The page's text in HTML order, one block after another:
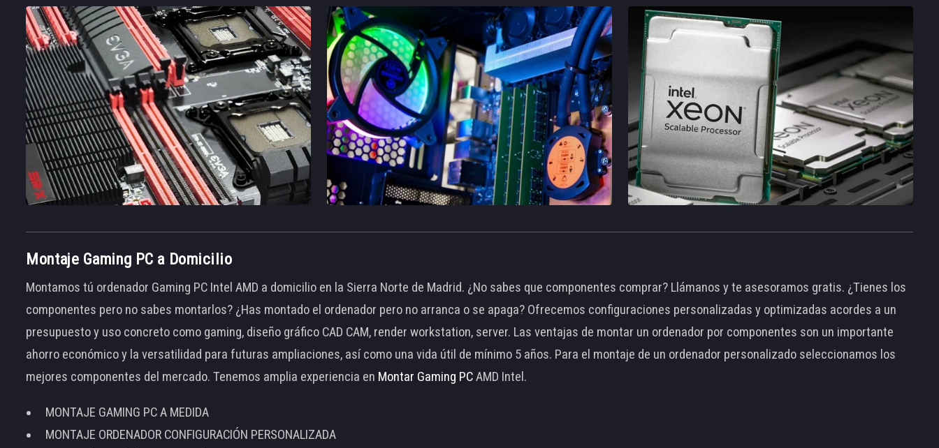
Montaje Gaming PC a Domicilio
Montamos tú ordenador Gaming PC Intel AMD a domicilio en la Sierra Norte de Madrid. ¿No sabes que componentes comprar? Llámanos y te asesoramos gratis. ¿Tienes los
componentes pero no sabes montarlos? ¿Has montado el ordenador pero no arranca o se apaga? Ofrecemos configuraciones personalizadas y optimizadas acordes a un
presupuesto y uso concreto como gaming, diseño gráfico CAD CAM, render workstation, server. Las ventajas de montar un ordenador por componentes son un importante
ahorro económico y la versatilidad para futuras ampliaciones, así como una vida útil de mínimo 5 años. Para el montaje de un ordenador personalizado seleccionamos los
mejores componentes del mercado. Tenemos amplia experiencia en Montar Gaming PCAMD Intel.
MONTAJE GAMING PC A MEDIDA
MONTAJE ORDENADOR CONFIGURACIÓN PERSONALIZADA